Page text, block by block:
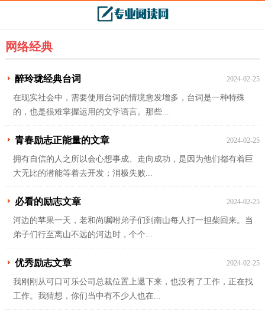
网络经典
醉玲珑经典台词 2024-02-25
在现实社会中，需要使用台词的情境愈发增多，台词是一种特殊
的，也是很难掌握运用的文学语言。那些...
青春励志正能量的文章 2024-02-25
拥有自信的人之所以会心想事成、走向成功，是因为他们都有着巨
大无比的潜能等着去开发；消极失败...
必看的励志文章 2024-02-25
河边的苹果一天，老和尚嘱咐弟子们到南山每人打一担柴回来。当
弟子们行至离山不远的河边时，个个...
优秀励志文章 2024-02-25
我刚刚从可口可乐公司总裁位置上退下来，也没有了工作，正在找
工作。我猜想，你们当中有不少人也在...